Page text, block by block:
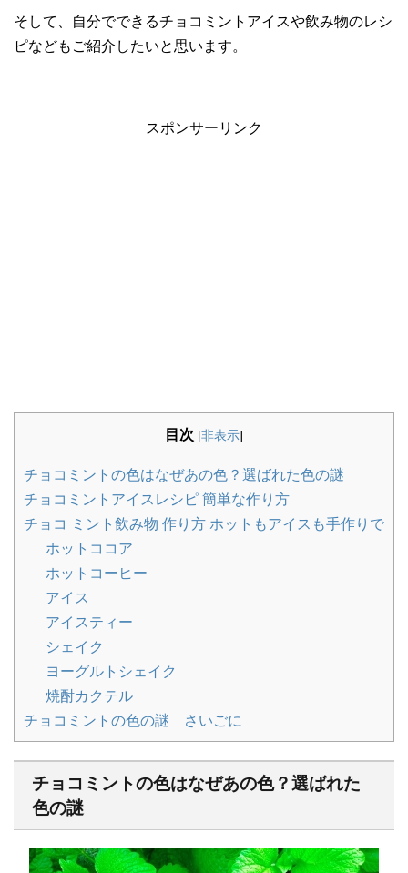
そして、自分でできるチョコミントアイスや飲み物のレシ
ピなどもご紹介したいと思います。
スポンサーリンク
目次 [非表示]
チョコミントの色はなぜあの色？選ばれた色の謎
チョコミントアイスレシピ 簡単な作り方
チョコ ミント飲み物 作り方 ホットもアイスも手作りで
ホットココア
ホットコーヒー
アイス
アイスティー
シェイク
ヨーグルトシェイク
焼酎カクテル
チョコミントの色の謎 さいごに
チョコミントの色はなぜあの色？選ばれた
色の謎